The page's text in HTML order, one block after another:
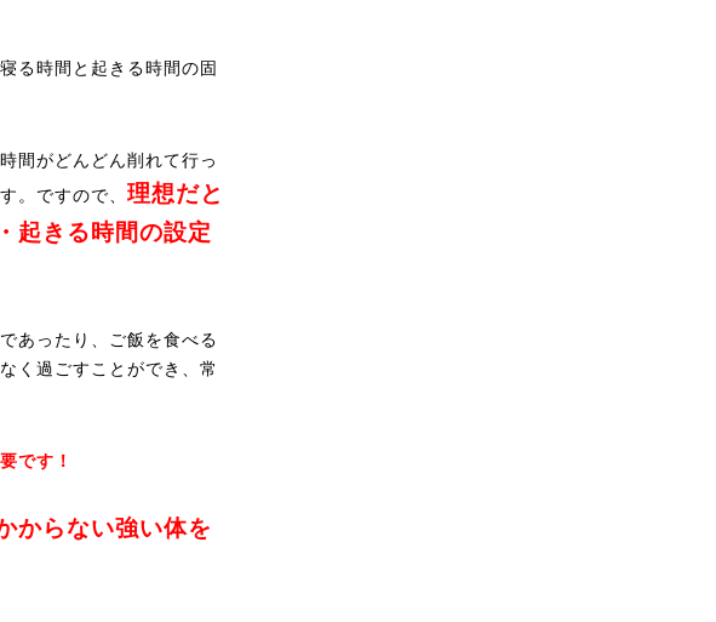
る時間と起きる時間の固
間がどんどん削れて行っ
。ですので、 理想だと
起きる時間の設定
あったり、ご飯を食べる
く過ごすことができ、常
です！
からない強い体を